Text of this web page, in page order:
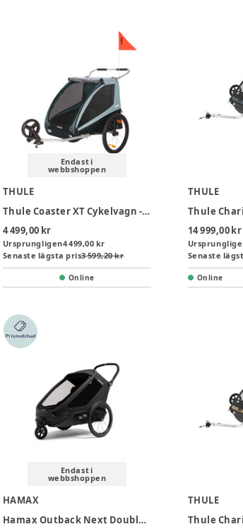
Endast i
webbshoppen
THULE
Thule Coaster XT Cykelvagn - Blue
4 499,00 kr
Ursprungligen4 499,00 kr
Senaste lägsta pris3 599,20 kr
Online
THULE
14 999,00 kr
Senaste
Online
Endast i
webbshoppen
HAMAX
Hamax Outback Next Double Cykelvagn - Black
THULE